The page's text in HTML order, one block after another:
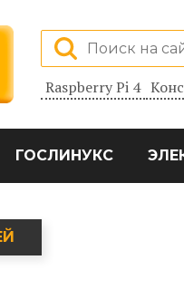
Raspberry Pi 4
ГОСЛИНУКС